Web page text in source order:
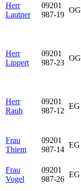
Herr
Lautner
09201
987-19
OG
Herr
Lippert
09201
987-23
Herr
Rauh
09201
987-12
Frau
Thiem
09201
987-14
Frau
Vogel
09201
987-26